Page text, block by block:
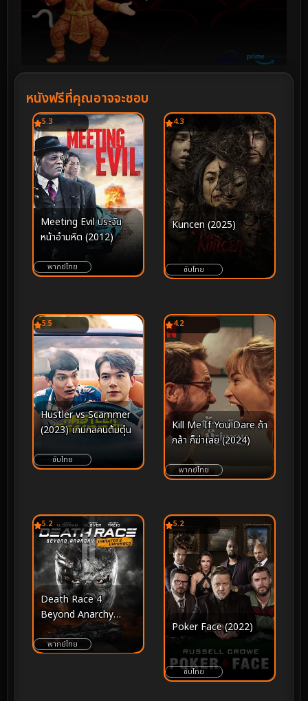
หนังฟรีที่คุณอาจจะชอบ
5.3
Meeting Evil ประจัน
หน้าอำมหิต (2012)
พากย์ไทย
4.3
Kuncen (2025)
ซับไทย
5.5
Hustler vs Scammer
(2023) เกมกลคนต้มตุ๋น
ซับไทย
4.2
Kill Me If You Dare ถ้า
กล้า ก็ฆ่าเลย (2024)
พากย์ไทย
5.2
Death Race 4
Beyond Anarchy
(2018) เดธ เรซ…ซิ่ง สั่ง
ตาย 4
พากย์ไทย
5.2
Poker Face (2022)
ซับไทย